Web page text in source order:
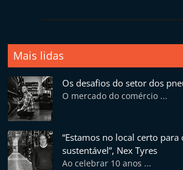
d
n
s
e
Mais lidas
Os desafios do setor dos
O mercado do comércio ...
“Estamos no local certo
sustentável”, Nex Tyres
Ao celebrar 10 anos ...